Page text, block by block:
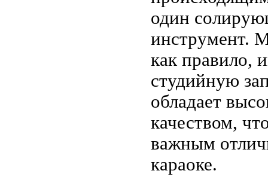
один
инструмент.
как правило,
студийную
обладает
качеством,
важным
караоке.